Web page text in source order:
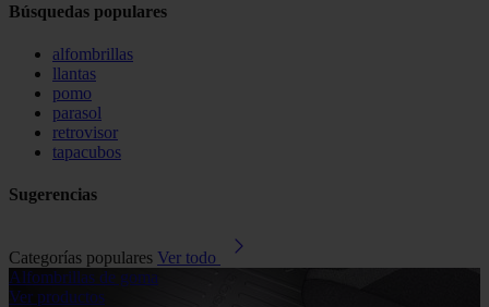
Búsquedas populares
alfombrillas
llantas
pomo
parasol
retrovisor
tapacubos
Sugerencias
Categorías populares Ver todo
Alfombrillas de goma
Ver productos